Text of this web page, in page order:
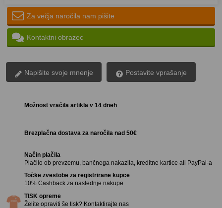
Za večja naročila nam pišite
Kontaktni obrazec
Napišite svoje mnenje Postavite vprašanje
Možnost vračila artikla v 14 dneh
Brezplačna dostava za naročila nad 50€
Način plačila
Plačilo ob prevzemu, bančnega nakazila, kreditne kartice ali PayPal-a
Točke zvestobe za registrirane kupce
10% Cashback za naslednje nakupe
TISK opreme
Želite opraviti še tisk? Kontaktirajte nas